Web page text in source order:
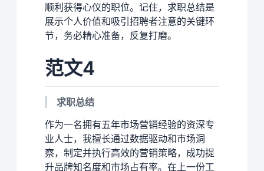
顺利获得心仪的职位。记住，求职总结是
展示个人价值和吸引招聘者注意的关键环
节，务必精心准备，反复打磨。
范文4
求职总结
作为一名拥有五年市场营销经验的资深专
业人士，我擅长通过数据驱动和市场洞
察，制定并执行高效的营销策略，成功提
升品牌知名度和市场占有率。在上一份工